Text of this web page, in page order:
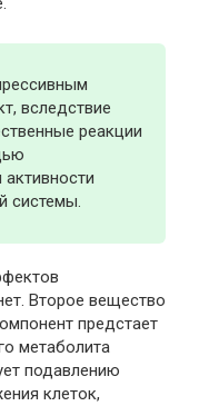
вследствие
реакции
системы.
Второе вещество
предстает
метаболита
подавлению
клеток,